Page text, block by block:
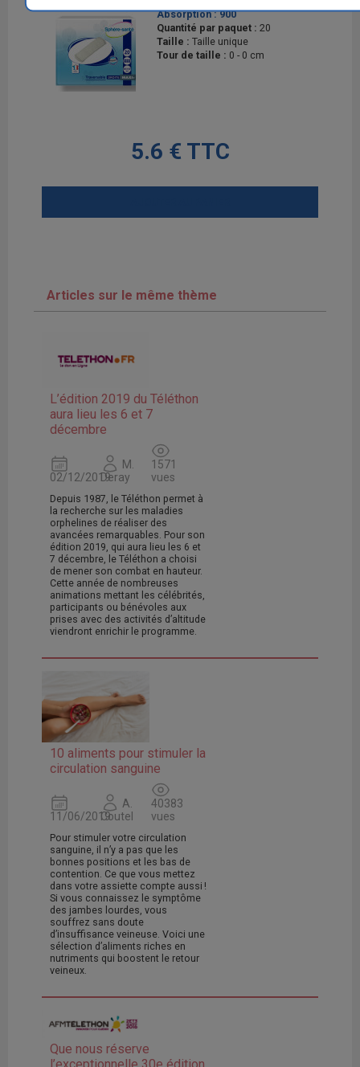
Absorption :900
Quantité par paquet : 20
Taille : Taille unique
Tour de taille : 0 - 0 cm
5.6 € TTC
Articles sur le même thème
L’édition 2019 du Téléthon
aura lieu les 6 et 7
décembre
02/12/2019
M.
Deray
1571
vues
Depuis 1987, le Téléthon permet à
la recherche sur les maladies
orphelines de réaliser des
avancées remarquables. Pour son
édition 2019, qui aura lieu les 6 et
7 décembre, le Téléthon a choisi
de mener son combat en hauteur.
Cette année de nombreuses
animations mettant les célébrités,
participants ou bénévoles aux
prises avec des activités d’altitude
viendront enrichir le programme.
10 aliments pour stimuler la
circulation sanguine
11/06/2019
A.
Coutel
40383
vues
Pour stimuler votre circulation
sanguine, il n’y a pas que les
bonnes positions et les bas de
contention. Ce que vous mettez
dans votre assiette compte aussi !
Si vous connaissez le symptôme
des jambes lourdes, vous
souffrez sans doute
d’insuffisance veineuse. Voici une
sélection d’aliments riches en
nutriments qui boostent le retour
veineux.
Que nous réserve